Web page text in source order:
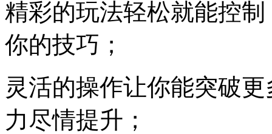
精彩的玩法轻松就能控
你的技巧；
灵活的操作让你能突破
力尽情提升；